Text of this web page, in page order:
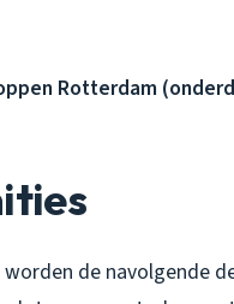
Rotterdam
de navolgende